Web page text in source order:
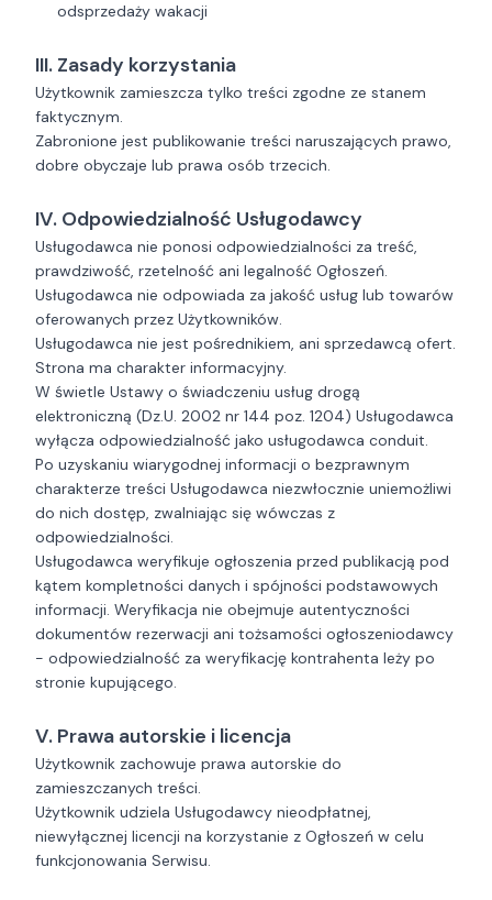
odsprzedaży wakacji
III. Zasady korzystania
Użytkownik zamieszcza tylko treści zgodne ze stanem
faktycznym.
Zabronione jest publikowanie treści naruszających prawo,
dobre obyczaje lub prawa osób trzecich.
IV. Odpowiedzialność Usługodawcy
Usługodawca nie ponosi odpowiedzialności za treść,
prawdziwość, rzetelność ani legalność Ogłoszeń.
Usługodawca nie odpowiada za jakość usług lub towarów
oferowanych przez Użytkowników.
Usługodawca nie jest pośrednikiem, ani sprzedawcą ofert.
Strona ma charakter informacyjny.
W świetle Ustawy o świadczeniu usług drogą
elektroniczną (Dz.U. 2002 nr 144 poz. 1204) Usługodawca
wyłącza odpowiedzialność jako usługodawca conduit.
Po uzyskaniu wiarygodnej informacji o bezprawnym
charakterze treści Usługodawca niezwłocznie uniemożliwi
do nich dostęp, zwalniając się wówczas z
odpowiedzialności.
Usługodawca weryfikuje ogłoszenia przed publikacją pod
kątem kompletności danych i spójności podstawowych
informacji. Weryfikacja nie obejmuje autentyczności
dokumentów rezerwacji ani tożsamości ogłoszeniodawcy
- odpowiedzialność za weryfikację kontrahenta leży po
stronie kupującego.
V. Prawa autorskie i licencja
Użytkownik zachowuje prawa autorskie do
zamieszczanych treści.
Użytkownik udziela Usługodawcy nieodpłatnej,
niewyłącznej licencji na korzystanie z Ogłoszeń w celu
funkcjonowania Serwisu.